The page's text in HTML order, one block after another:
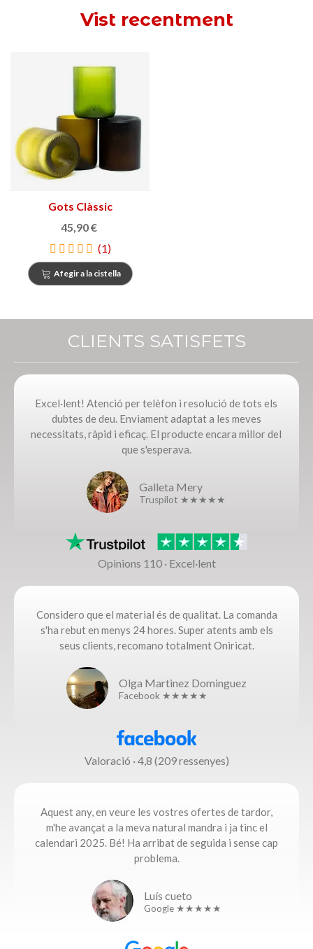
Vist recentment
Gots Clàssic
45,90 €
(1)
Afegir a la cistella
CLIENTS SATISFETS
Excel·lent! Atenció per telèfon i resolució de tots els
dubtes de deu. Enviament adaptat a les meves
necessitats, ràpid i eficaç. El producte encara millor del
que s'esperava.
Galleta Mery
Truspilot ★★★★★
Opinions 110 · Excel·lent
Considero que el material és de qualitat. La comanda
s'ha rebut en menys 24 hores. Super atents amb els
seus clients, recomano totalment Oniricat.
Olga Martinez Dominguez
Facebook ★★★★★
Valoració · 4,8 (209 ressenyes)
Aquest any, en veure les vostres ofertes de tardor,
m'he avançat a la meva natural mandra i ja tinc el
calendari 2025. Bé! Ha arribat de seguida i sense cap
problema.​
Luís cueto
Google ★★★★★